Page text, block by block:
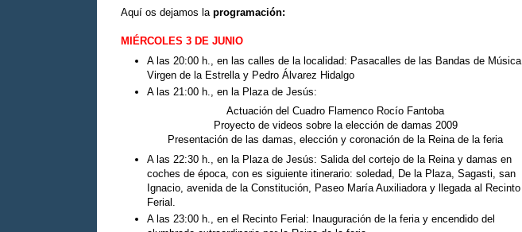
Aquí os dejamos la programación:
MIÉRCOLES 3 DE JUNIO
A las 20:00 h., en las calles de la localidad: Pasacalles de las Bandas de Música
Virgen de la Estrella y Pedro Álvarez Hidalgo
A las 21:00 h., en la Plaza de Jesús:
Actuación del Cuadro Flamenco Rocío Fantoba
Proyecto de videos sobre la elección de damas 2009
Presentación de las damas, elección y coronación de la Reina de la feria
A las 22:30 h., en la Plaza de Jesús: Salida del cortejo de la Reina y damas en
coches de época, con es siguiente itinerario: soledad, De la Plaza, Sagasti, san
Ignacio, avenida de la Constitución, Paseo María Auxiliadora y llegada al Recinto
Ferial.
A las 23:00 h., en el Recinto Ferial: Inauguración de la feria y encendido del